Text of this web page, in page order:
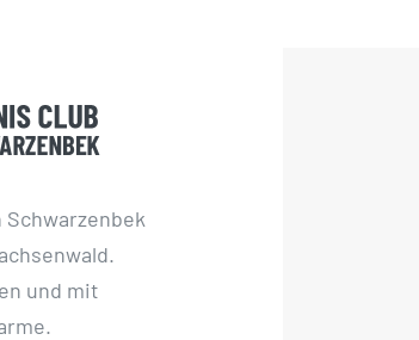
Schwarzenbek
und mit